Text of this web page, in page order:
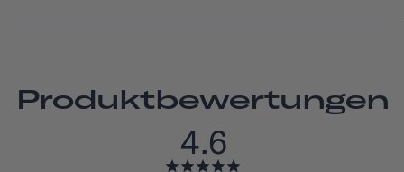
Produktbewertungen
4.6